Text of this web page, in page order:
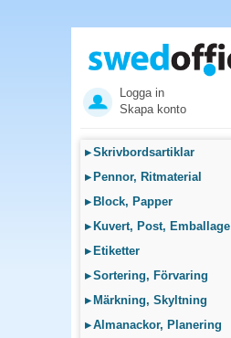
Logga in
Skapa konto
▸Skrivbordsartiklar
▸ Pennor, Ritmaterial
▸ Block, Papper
▸ Kuvert, Post, Emballage
▸ Etiketter
▸Sortering, Förvaring
▸ Märkning, Skyltning
▸Almanackor, Planering